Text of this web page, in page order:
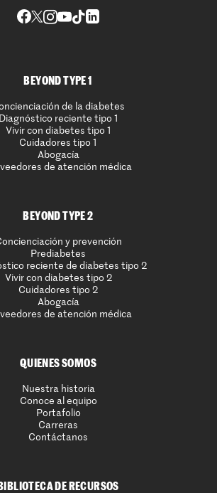
BEYOND TYPE 1
de la diabetes
Diagnóstico reciente tipo 1
Vivir con diabetes tipo 1
Cuidadores tipo 1
Abogacía
de atención médica
BEYOND TYPE 2
y prevención
Prediabetes
reciente de diabetes tipo 2
Vivir con diabetes tipo 2
Cuidadores tipo 2
Abogacía
de atención médica
QUIENES SOMOS
Nuestra historia
Conoce al equipo
Portafolio
Carreras
Contáctanos
BIBLIOTECA DE RECURSOS